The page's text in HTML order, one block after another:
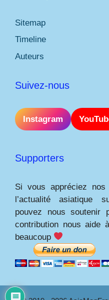
Sitemap
Timeline
Auteurs
Suivez-nous
Instagram
Supporters
Si vous appréciez
l’actualité asiatique
pouvez nous soutenir
contribution nous aide
beaucoup